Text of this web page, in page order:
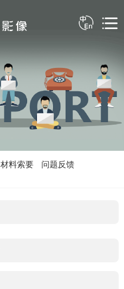
材料索要
问题反馈